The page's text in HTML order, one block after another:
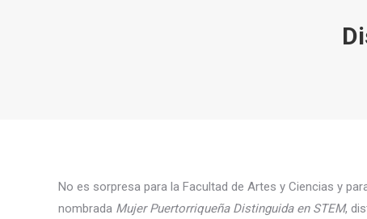
No es sorpresa para la Facultad de Artes y Ciencias y
nombrada Mujer Puertorriqueña Distinguida en STEM,